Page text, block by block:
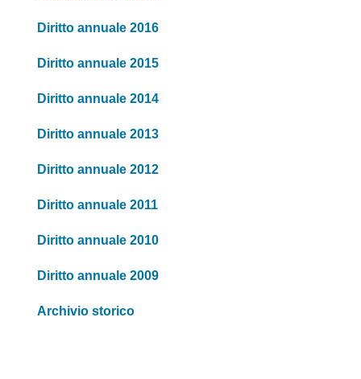
Diritto annuale 2016
Diritto annuale 2015
Diritto annuale 2014
Diritto annuale 2013
Diritto annuale 2012
Diritto annuale 2011
Diritto annuale 2010
Diritto annuale 2009
Archivio storico